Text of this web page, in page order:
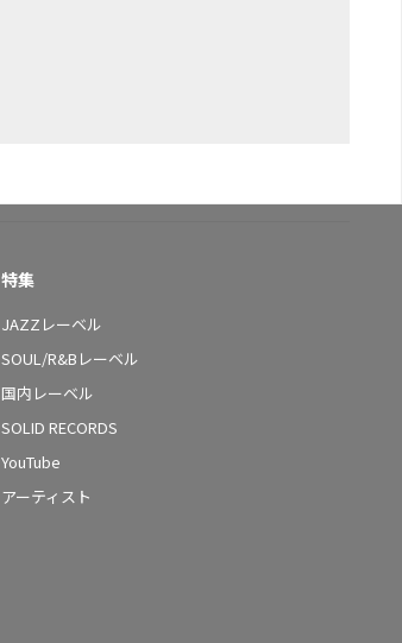
特集
JAZZレーベル
SOUL/R&Bレーベル
国内レーベル
SOLID RECORDS
YouTube
アーティスト